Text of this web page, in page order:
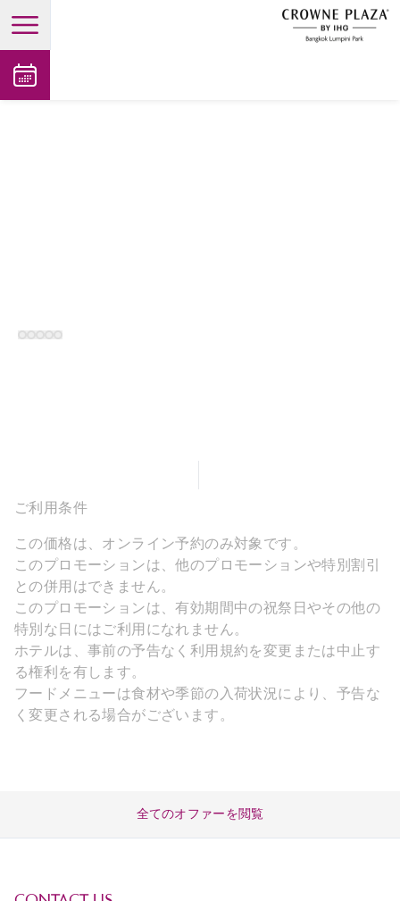
open main menu
ご利用条件
この価格は、オンライン予約のみ対象です。
このプロモーションは、他のプロモーションや特別割引
との併用はできません。
このプロモーションは、有効期間中の祝祭日やその他の
特別な日にはご利用になれません。
ホテルは、事前の予告なく利用規約を変更または中止す
る権利を有します。
フードメニューは食材や季節の入荷状況により、予告な
く変更される場合がございます。
全てのオファーを閲覧